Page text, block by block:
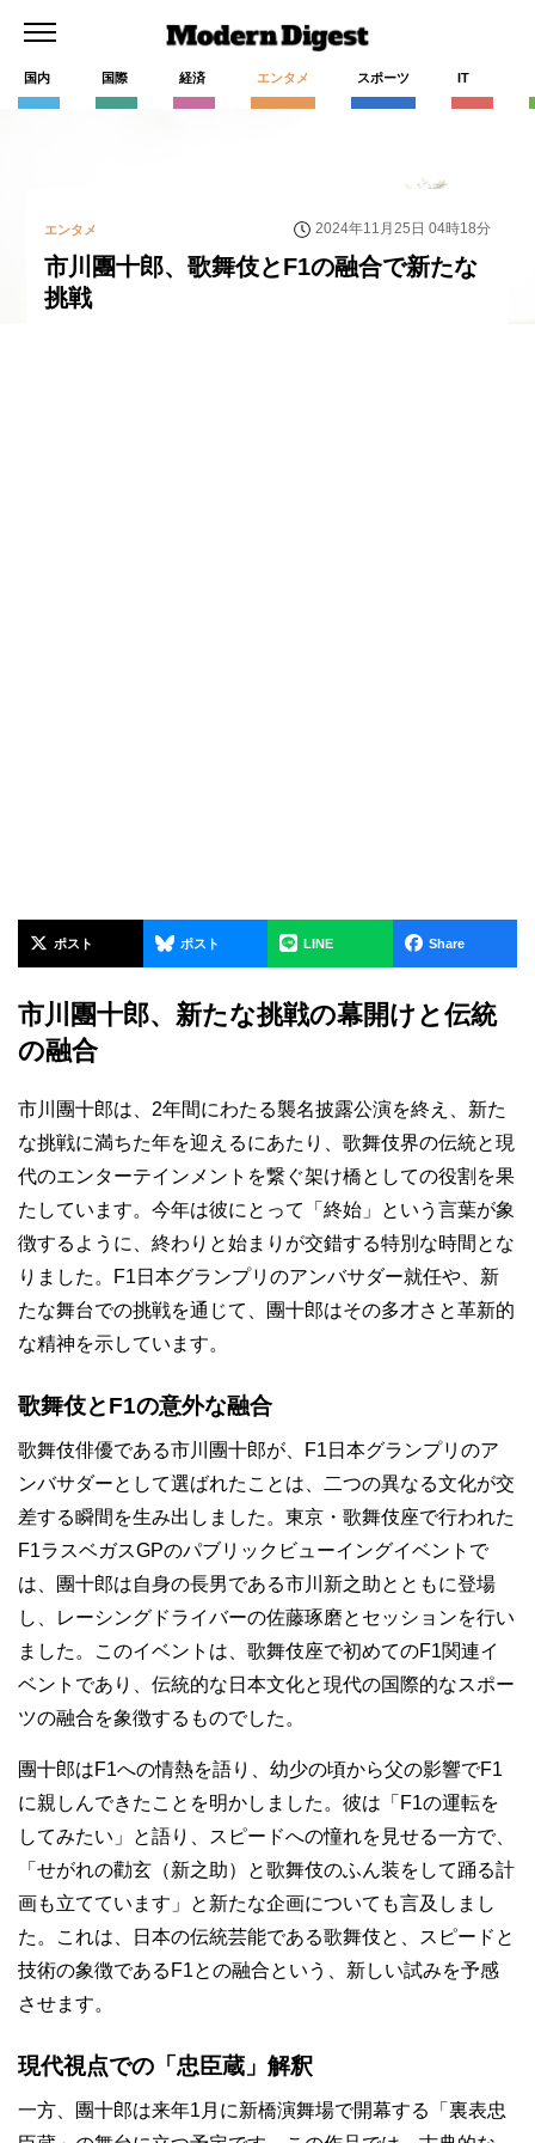
国内 国際 経済 エンタメ スポーツ IT
エンタメ 2024年11月25日 04時18分
市川團十郎、歌舞伎とF1の融合で新たな
挑戦
ポスト ポスト LINE Share
市川團十郎、新たな挑戦の幕開けと伝統
の融合
市川團十郎は、2年間にわたる襲名披露公演を終え、新た
な挑戦に満ちた年を迎えるにあたり、歌舞伎界の伝統と現
代のエンターテインメントを繋ぐ架け橋としての役割を果
たしています。今年は彼にとって「終始」という言葉が象
徴するように、終わりと始まりが交錯する特別な時間とな
りました。F1日本グランプリのアンバサダー就任や、新
たな舞台での挑戦を通じて、團十郎はその多才さと革新的
な精神を示しています。
歌舞伎とF1の意外な融合
歌舞伎俳優である市川團十郎が、F1日本グランプリのア
ンバサダーとして選ばれたことは、二つの異なる文化が交
差する瞬間を生み出しました。東京・歌舞伎座で行われた
F1ラスベガスGPのパブリックビューイングイベントで
は、團十郎は自身の長男である市川新之助とともに登場
し、レーシングドライバーの佐藤琢磨とセッションを行い
ました。このイベントは、歌舞伎座で初めてのF1関連イ
ベントであり、伝統的な日本文化と現代の国際的なスポー
ツの融合を象徴するものでした。
團十郎はF1への情熱を語り、幼少の頃から父の影響でF1
に親しんできたことを明かしました。彼は「F1の運転を
してみたい」と語り、スピードへの憧れを見せる一方で、
「せがれの勸玄（新之助）と歌舞伎のふん装をして踊る計
画も立てています」と新たな企画についても言及しまし
た。これは、日本の伝統芸能である歌舞伎と、スピードと
技術の象徴であるF1との融合という、新しい試みを予感
させます。
現代視点での「忠臣蔵」解釈
一方、團十郎は来年1月に新橋演舞場で開幕する「裏表忠